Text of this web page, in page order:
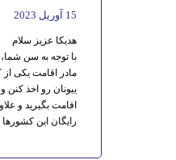
15 آوریل 2023
هدیکا عزیز سلام
با توجه به سن شما،
مادر اقامت یکی از
ییونان رو اخذ کنن
اقامت بگیرید و
رایگان این